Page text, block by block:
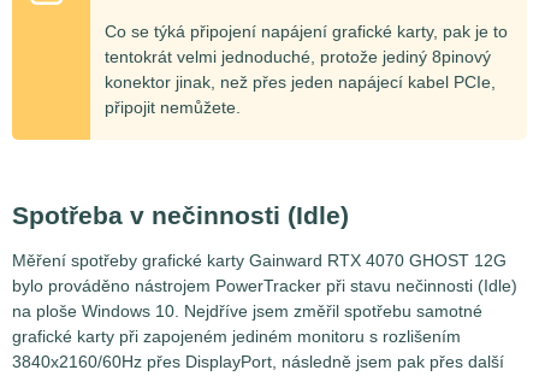
Co se týká připojení napájení grafické karty, pak je to
tentokrát velmi jednoduché, protože jediný 8pinový
konektor jinak, než přes jeden napájecí kabel PCIe,
připojit nemůžete.
Spotřeba v nečinnosti (Idle)
Měření spotřeby grafické karty Gainward RTX 4070 GHOST 12G
bylo prováděno nástrojem PowerTracker při stavu nečinnosti (Idle)
na ploše Windows 10. Nejdříve jsem změřil spotřebu samotné
grafické karty při zapojeném jediném monitoru s rozlišením
3840x2160/60Hz přes DisplayPort, následně jsem pak přes další